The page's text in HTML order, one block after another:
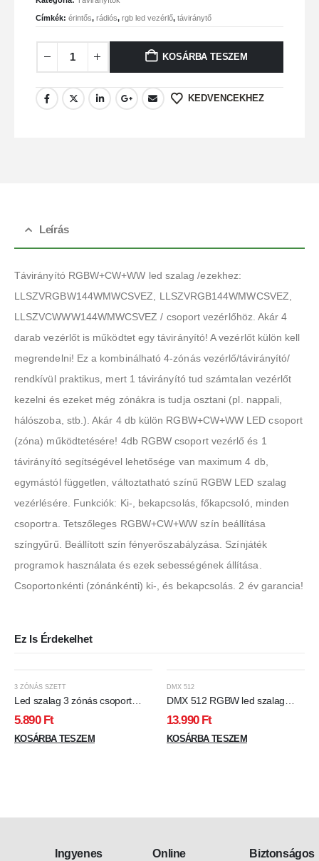
Címkék: érintős, rádiós, rgb led vezérlő, táviránytő
KOSÁRBA TESZEM
KEDVENCEKHEZ
Leírás
Távirányító RGBW+CW+WW led szalag /ezekhez:
LLSZVRGBW144WMWCSVEZ, LLSZVRGB144WMWCSVEZ,
LLSZVCWWW144WMWCSVEZ / csoport vezérlőhöz. Akár 4
darab vezérlőt is működtet egy távirányító! A vezérlőt külön kell
megrendelni! Ez a kombinálható 4-zónás vezérlő/távirányító/
rendkívül praktikus, mert 1 távirányító tud számtalan vezérlőt
kezelni és ezeket még zónákra is tudja osztani (pl. nappali,
hálószoba, stb.). Akár 4 db külön RGBW+CW+WW LED csoport
(zóna) működtetésére! 4db RGBW csoport vezérlő és 1
távirányító segítségével lehetősége van maximum 4 db,
egymástól független, változtatható színű RGBW LED szalag
vezérlésére. Funkciók: Ki-, bekapcsolás, főkapcsoló, minden
csoportra. Tetszőleges RGBW+CW+WW szín beállítása
színgyűrű. Beállított szín fényerőszabályzása. Színjáték
programok használata és ezek sebességének állítása.
Csoportonkénti (zónánkénti) ki-, és bekapcsolás. 2 év garancia!
Ez Is Érdekelhet
3 ZÓNÁS SZETT
Led szalag 3 zónás csoport
vezérlő távirányító RGB/RGBW,
rádiós.
5.890 Ft
KOSÁRBA TESZEM
DMX 512
DMX 512 RGBW led szalag
vezérlő, 4 csatorna, 192/384W.
13.990 Ft
KOSÁRBA TESZEM
Ingyenes
Online
Biztonságos